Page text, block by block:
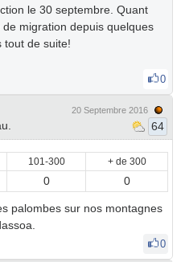
le 30 septembre. Quant
migration depuis quelques
tout de suite!
0
20 Septembre 2016
64
101-300 + de 300
0 0
palombes sur nos montagnes
0